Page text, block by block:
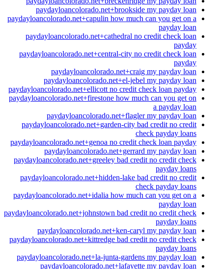
paydayloancolorado.net+brookside my payday loan
paydayloancolorado.net+capulin how much can you get on a
payday loan
paydayloancolorado.net+cathedral no credit check loan
payday
paydayloancolorado.net+central-city no credit check loan
payday
paydayloancolorado.net+craig my payday loan
paydayloancolorado.net+el-jebel my payday loan
paydayloancolorado.net+ellicott no credit check loan payday
paydayloancolorado.net+firestone how much can you get on
a payday loan
paydayloancolorado.net+flagler my payday loan
paydayloancolorado.net+garden-city bad credit no credit
check payday loans
paydayloancolorado.net+genoa no credit check loan payday
paydayloancolorado.net+gerrard my payday loan
paydayloancolorado.net+greeley bad credit no credit check
payday loans
paydayloancolorado.net+hidden-lake bad credit no credit
check payday loans
paydayloancolorado.net+idalia how much can you get on a
payday loan
paydayloancolorado.net+johnstown bad credit no credit check
payday loans
paydayloancolorado.net+ken-caryl my payday loan
paydayloancolorado.net+kittredge bad credit no credit check
payday loans
paydayloancolorado.net+la-junta-gardens my payday loan
paydayloancolorado.net+lafayette my payday loan